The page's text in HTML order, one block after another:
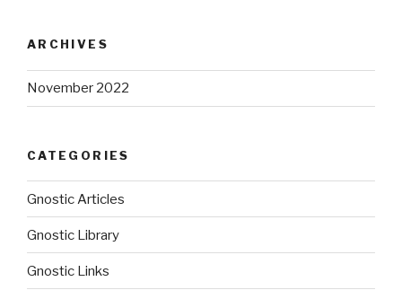
ARCHIVES
November 2022
CATEGORIES
Gnostic Articles
Gnostic Library
Gnostic Links